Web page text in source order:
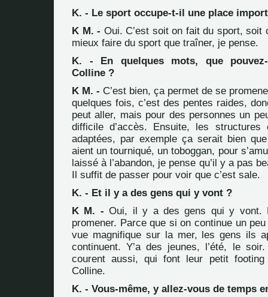
K. - Le sport occupe-t-il une place
K M. - Oui. C’est soit on fait du sport, soit
mieux faire du sport que traîner, je pense.
K. - En quelques mots, que
Colline ?
K M. - C’est bien, ça permet de se
quelques fois, c’est des pentes raides,
peut aller, mais pour des personnes un
difficile d’accès. Ensuite, les
adaptées, par exemple ça serait bien
aient un tourniqué, un toboggan, pour
laissé à l’abandon, je pense qu’il y a pas
Il suffit de passer pour voir que c’est sale.
K. - Et il y a des gens qui y vont ?
K M. - Oui, il y a des gens qui y vont.
promener. Parce que si on continue un
vue magnifique sur la mer, les gens ils
continuent. Y’a des jeunes, l’été, le
courent aussi, qui font leur petit footing
Colline.
K. - Vous-même, y allez-vous de temps